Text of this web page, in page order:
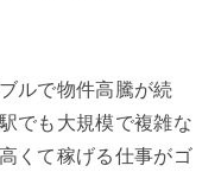
ルで物件高騰が続
でも大規模で複雑な
くて稼げる仕事がゴ